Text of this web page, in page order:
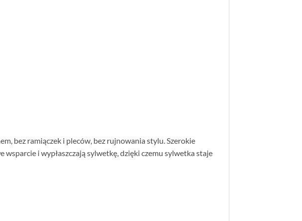
bez ramiączek i pleców, bez rujnowania stylu. Szerokie
wsparcie i wypłaszczają sylwetkę, dzięki czemu sylwetka staje